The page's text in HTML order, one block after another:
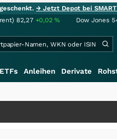
→ Jetzt Depot bei
82,27 +0,02% Dow Jones
ETFs Anleihen Derivate